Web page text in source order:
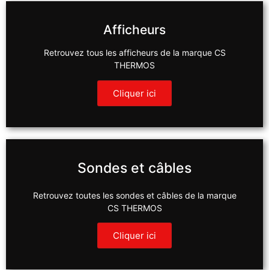
Afficheurs
Retrouvez tous les afficheurs de la marque CS
THERMOS
Cliquer ici
Sondes et câbles
Retrouvez toutes les sondes et câbles de la marque
CS THERMOS
Cliquer ici